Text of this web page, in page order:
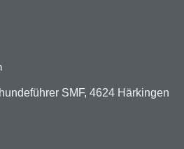
SMF, 4624 Härkingen